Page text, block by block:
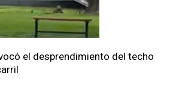
el desprendimiento del techo